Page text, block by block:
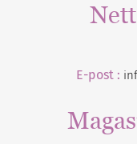
E-post :